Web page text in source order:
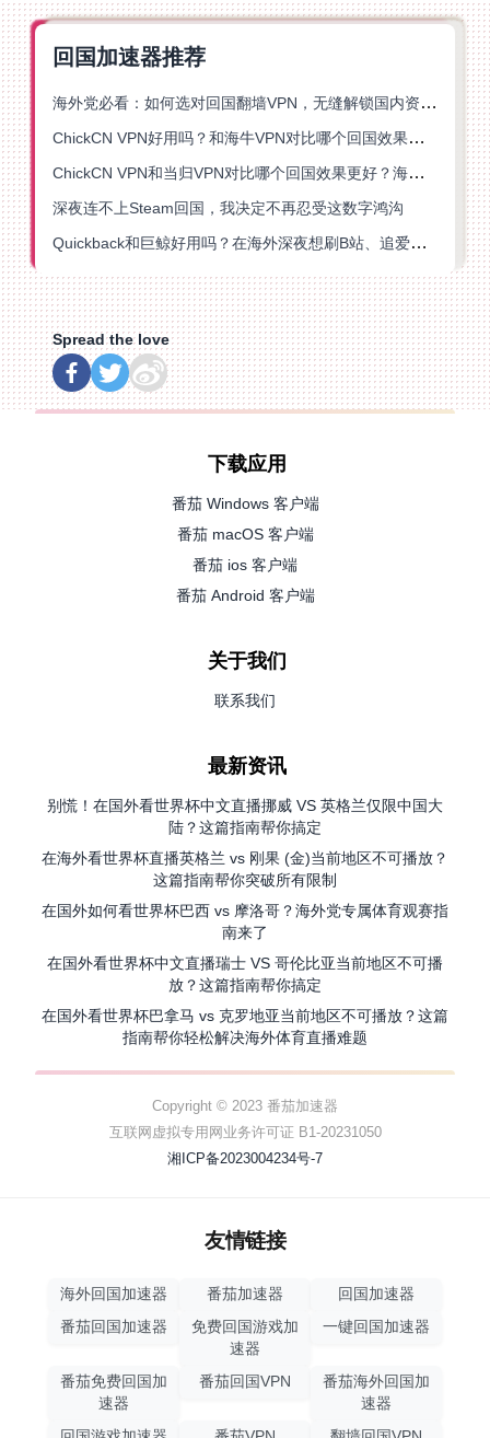
回国加速器推荐
海外党必看：如何选对回国翻墙VPN，无缝解锁国内资源？
ChickCN VPN好用吗？和海牛VPN对比哪个回国效果更好？
ChickCN VPN和当归VPN对比哪个回国效果更好？海外党亲测后选了它
深夜连不上Steam回国，我决定不再忍受这数字鸿沟
Quickback和巨鲸好用吗？在海外深夜想刷B站、追爱奇艺的你，或许正需要这份答案
Spread the love
下载应用
番茄 Windows 客户端
番茄 macOS 客户端
番茄 ios 客户端
番茄 Android 客户端
关于我们
联系我们
最新资讯
别慌！在国外看世界杯中文直播挪威 VS 英格兰仅限中国大
陆？这篇指南帮你搞定
在海外看世界杯直播英格兰 vs 刚果 (金)当前地区不可播放？
这篇指南帮你突破所有限制
在国外如何看世界杯巴西 vs 摩洛哥？海外党专属体育观赛指
南来了
在国外看世界杯中文直播瑞士 VS 哥伦比亚当前地区不可播
放？这篇指南帮你搞定
在国外看世界杯巴拿马 vs 克罗地亚当前地区不可播放？这篇
指南帮你轻松解决海外体育直播难题
Copyright © 2023 番茄加速器
互联网虚拟专用网业务许可证 B1-20231050
湘ICP备2023004234号-7
友情链接
海外回国加速器 番茄加速器
回国加速器
番茄回国加速器
免费回国游戏加
速器
一键回国加速器
番茄免费回国加
速器
番茄回国VPN
番茄海外回国加
速器